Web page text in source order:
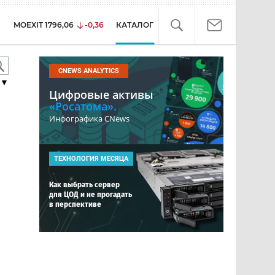
MOEXIT 1796,06 -0,36 КАТАЛОГ
▼
CNEWS ANALYTICS
Цифровые активы
«Росатома».
Инфографика CNews
ТЕХНОЛОГИЯ МЕСЯЦА
Как выбрать сервер
для ЦОД и не прогадать
в перспективе